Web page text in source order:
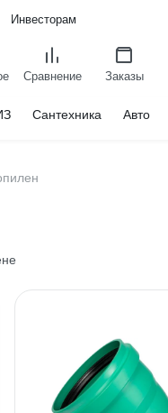
Инвесторам
Сравнение Заказы
Сантехника Авто